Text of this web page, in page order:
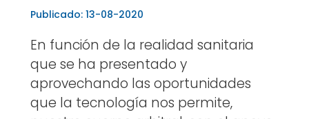
Publicado: 13-08-2020
En función de la realidad sanitaria
que se ha presentado y
aprovechando las oportunidades
que la tecnología nos permite,